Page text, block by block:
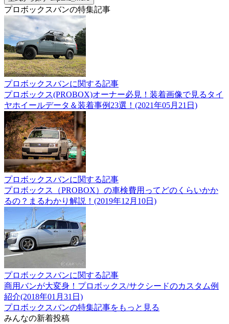
プロボックスバンの特集記事
プロボックスバンに関する記事
プロボックス(PROBOX)オーナー必見！装着画像で見るタイ
ヤホイールデータ＆装着事例23選！(2021年05月21日)
プロボックスバンに関する記事
プロボックス（PROBOX）の車検費用ってどのくらいかか
るの？まるわかり解説！(2019年12月10日)
プロボックスバンに関する記事
商用バンが大変身！プロボックス/サクシードのカスタム例
紹介(2018年01月31日)
プロボックスバンの特集記事をもっと見る
みんなの新着投稿